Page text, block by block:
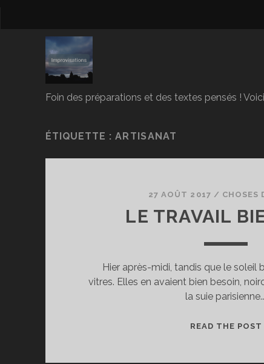
Foin des préparations et des textes pensés !
ÉTIQUETTE :ARTISANAT
27 AOÛT 2017 / CHOSES
LE TRAVAIL
Hier après-midi, tandis que le soleil
vitres. Elles en avaient bien besoin,
la suie
READ THE POST